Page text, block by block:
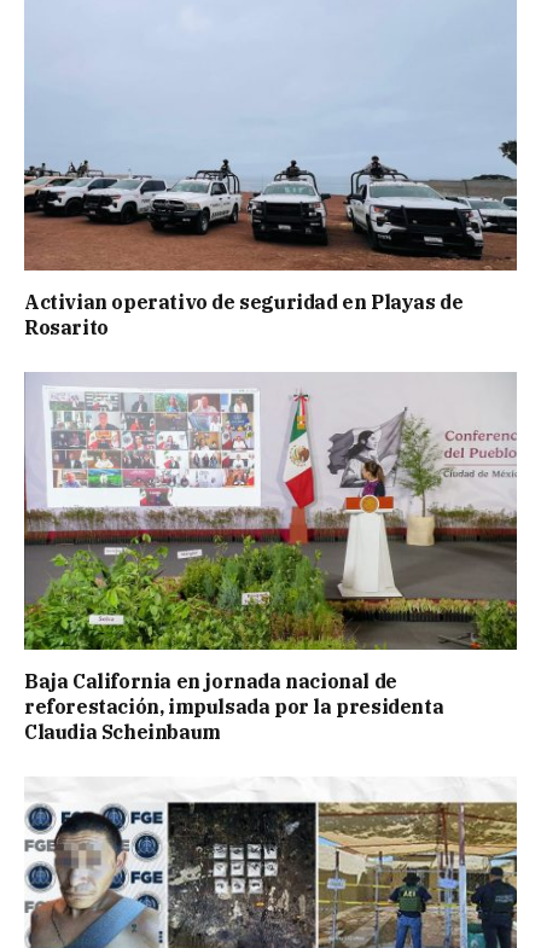
Activian operativo de seguridad en Playas de
Rosarito
Baja California en jornada nacional de
reforestación, impulsada por la presidenta
Claudia Scheinbaum